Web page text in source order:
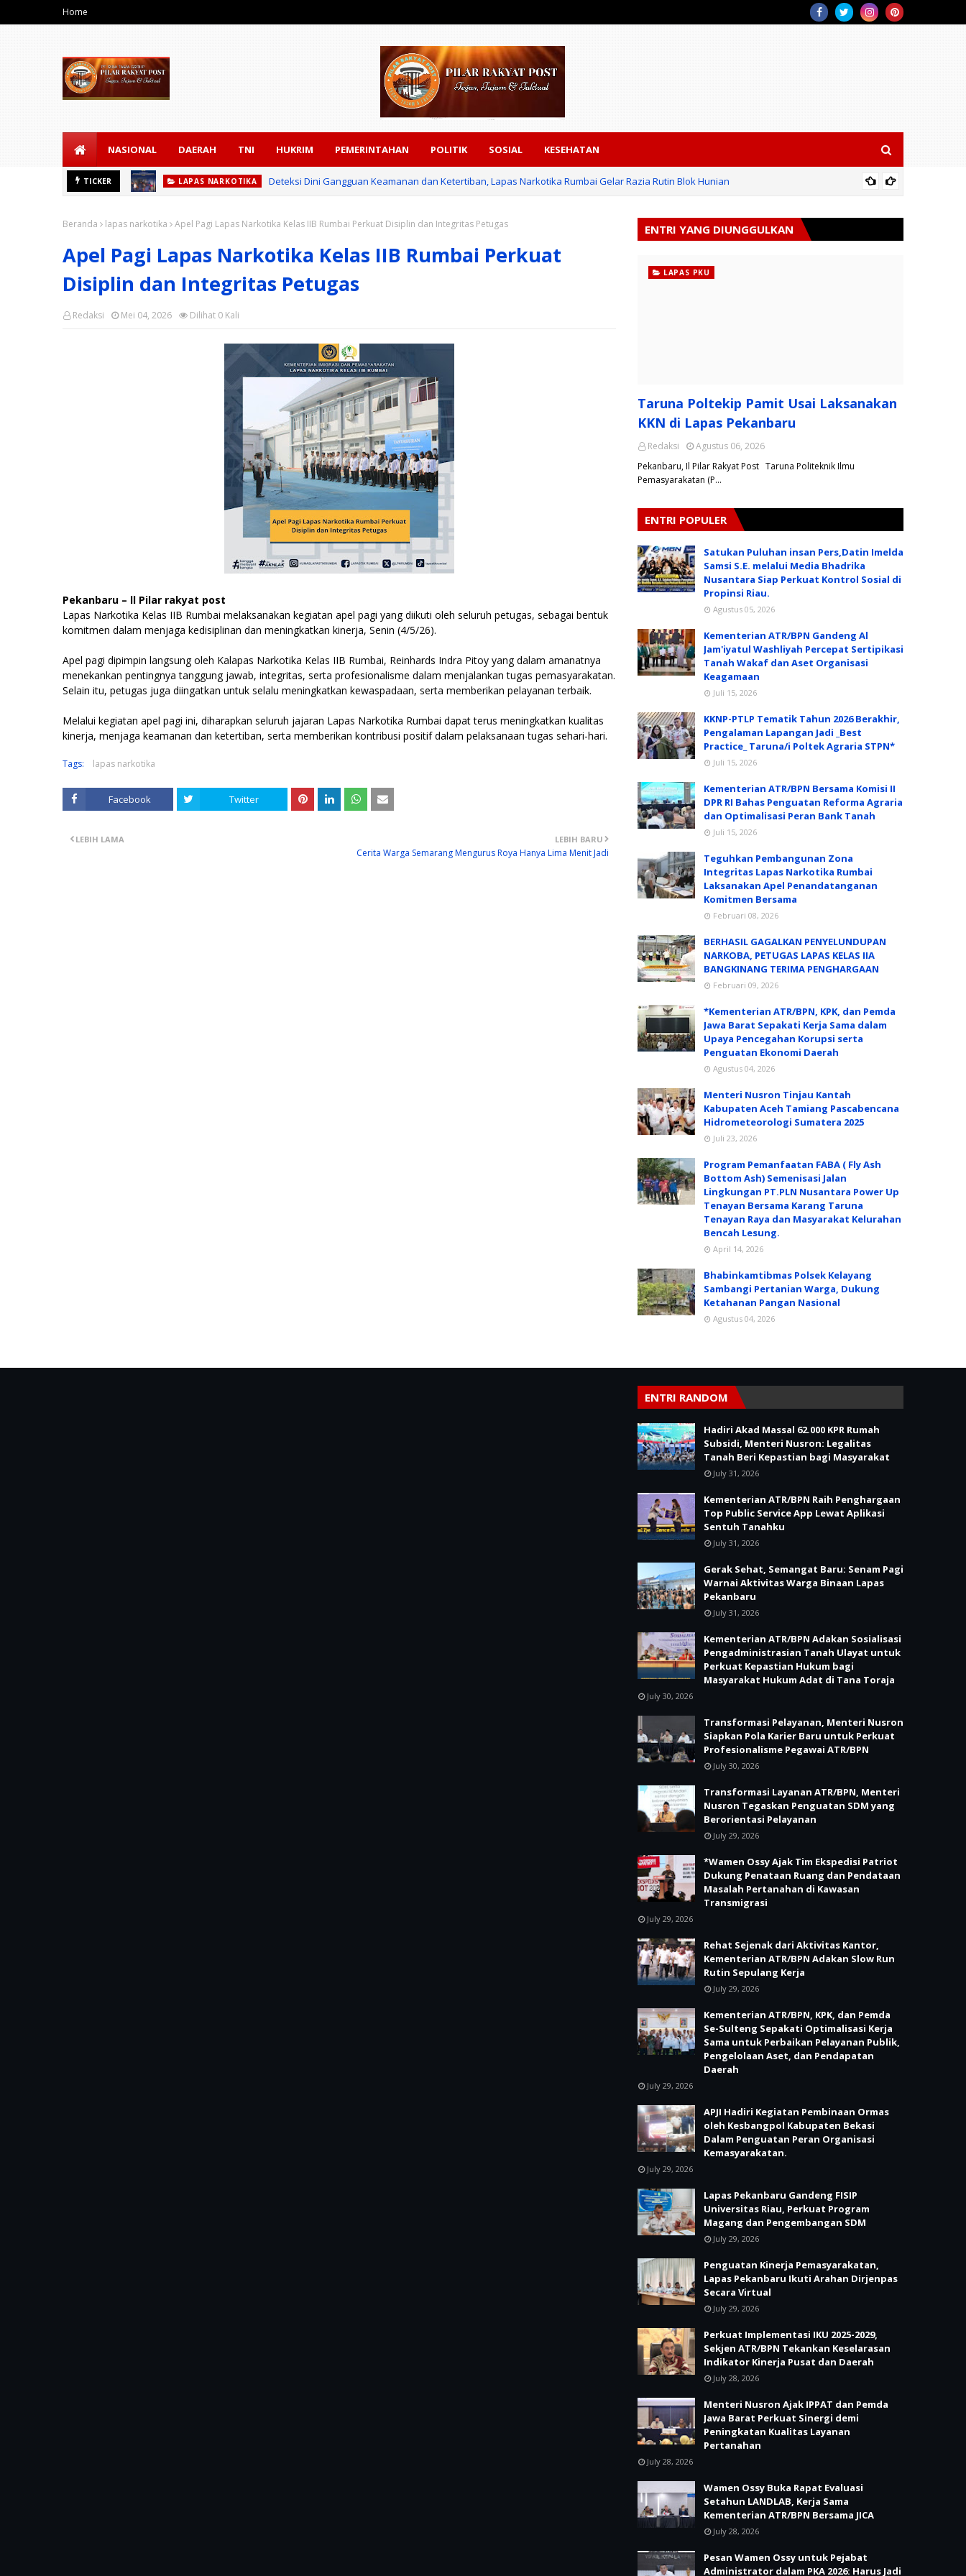
Home
NASIONAL DAERAH TNI HUKRIM PEMERINTAHAN POLITIK SOSIAL KESEHATAN
TICKER LAPAS PKU Semarak HUT RI ke-81, Lapas Pekanbaru Gelar Pemeriksaan Kesehatan Gratis untuk Warga Binaan dan Masyarakat
Beranda lapas narkotika Apel Pagi Lapas Narkotika Kelas IIB Rumbai Perkuat Disiplin dan Integritas Petugas
Apel Pagi Lapas Narkotika Kelas IIB Rumbai Perkuat
Disiplin dan Integritas Petugas
Redaksi Dilihat 0 Kali
Mei 04, 2026
Pekanbaru – ll Pilar rakyat post
Lapas Narkotika Kelas IIB Rumbai melaksanakan kegiatan apel pagi yang diikuti oleh seluruh petugas, sebagai bentuk
komitmen dalam menjaga kedisiplinan dan meningkatkan kinerja, Senin (4/5/26).
Apel pagi dipimpin langsung oleh Kalapas Narkotika Kelas IIB Rumbai, Reinhards Indra Pitoy yang dalam amanatnya
menekankan pentingnya tanggung jawab, integritas, serta profesionalisme dalam menjalankan tugas pemasyarakatan.
Selain itu, petugas juga diingatkan untuk selalu meningkatkan kewaspadaan, serta memberikan pelayanan terbaik.
Melalui kegiatan apel pagi ini, diharapkan seluruh jajaran Lapas Narkotika Rumbai dapat terus meningkatkan kualitas
kinerja, menjaga keamanan dan ketertiban, serta memberikan kontribusi positif dalam pelaksanaan tugas sehari-hari.
Tags: lapas narkotika
Facebook Twitter
LEBIH BARU
Cerita Warga Semarang Mengurus Roya Hanya Lima Menit Jadi
LEBIH LAMA
ENTRI YANG DIUNGGULKAN
LAPAS PKU
Taruna Poltekip Pamit Usai Laksanakan
KKN di Lapas Pekanbaru
Redaksi
Agustus 06, 2026
Pekanbaru, Il Pilar Rakyat Post Taruna Politeknik Ilmu
Pemasyarakatan (P…
ENTRI POPULER
Satukan Puluhan insan Pers,Datin Imelda
Samsi S.E. melalui Media Bhadrika
Nusantara Siap Perkuat Kontrol Sosial di
Propinsi Riau.
Agustus 05, 2026
Kementerian ATR/BPN Gandeng Al
Jam'iyatul Washliyah Percepat Sertipikasi
Tanah Wakaf dan Aset Organisasi
Keagamaan
Juli 15, 2026
KKNP-PTLP Tematik Tahun 2026 Berakhir,
Pengalaman Lapangan Jadi _Best
Practice_ Taruna/i Poltek Agraria STPN*
Juli 15, 2026
Kementerian ATR/BPN Bersama Komisi II
DPR RI Bahas Penguatan Reforma Agraria
dan Optimalisasi Peran Bank Tanah
Juli 15, 2026
Teguhkan Pembangunan Zona
Integritas Lapas Narkotika Rumbai
Laksanakan Apel Penandatanganan
Komitmen Bersama
Februari 08, 2026
BERHASIL GAGALKAN PENYELUNDUPAN
NARKOBA, PETUGAS LAPAS KELAS IIA
BANGKINANG TERIMA PENGHARGAAN
Februari 09, 2026
*Kementerian ATR/BPN, KPK, dan Pemda
Jawa Barat Sepakati Kerja Sama dalam
Upaya Pencegahan Korupsi serta
Penguatan Ekonomi Daerah
Agustus 04, 2026
Menteri Nusron Tinjau Kantah
Kabupaten Aceh Tamiang Pascabencana
Hidrometeorologi Sumatera 2025
Juli 23, 2026
Program Pemanfaatan FABA ( Fly Ash
Bottom Ash) Semenisasi Jalan
Lingkungan PT.PLN Nusantara Power Up
Tenayan Bersama Karang Taruna
Tenayan Raya dan Masyarakat Kelurahan
Bencah Lesung.
April 14, 2026
Bhabinkamtibmas Polsek Kelayang
Sambangi Pertanian Warga, Dukung
Ketahanan Pangan Nasional
Agustus 04, 2026
ENTRI RANDOM
Hadiri Akad Massal 62.000 KPR Rumah
Subsidi, Menteri Nusron: Legalitas
Tanah Beri Kepastian bagi Masyarakat
July 31, 2026
Kementerian ATR/BPN Raih Penghargaan
Top Public Service App Lewat Aplikasi
Sentuh Tanahku
July 31, 2026
Gerak Sehat, Semangat Baru: Senam Pagi
Warnai Aktivitas Warga Binaan Lapas
Pekanbaru
July 31, 2026
Kementerian ATR/BPN Adakan Sosialisasi
Pengadministrasian Tanah Ulayat untuk
Perkuat Kepastian Hukum bagi
Masyarakat Hukum Adat di Tana Toraja
July 30, 2026
Transformasi Pelayanan, Menteri Nusron
Siapkan Pola Karier Baru untuk Perkuat
Profesionalisme Pegawai ATR/BPN
July 30, 2026
Transformasi Layanan ATR/BPN, Menteri
Nusron Tegaskan Penguatan SDM yang
Berorientasi Pelayanan
July 29, 2026
*Wamen Ossy Ajak Tim Ekspedisi Patriot
Dukung Penataan Ruang dan Pendataan
Masalah Pertanahan di Kawasan
Transmigrasi
July 29, 2026
Rehat Sejenak dari Aktivitas Kantor,
Kementerian ATR/BPN Adakan Slow Run
Rutin Sepulang Kerja
July 29, 2026
Kementerian ATR/BPN, KPK, dan Pemda
Se-Sulteng Sepakati Optimalisasi Kerja
Sama untuk Perbaikan Pelayanan Publik,
Pengelolaan Aset, dan Pendapatan
Daerah
July 29, 2026
APJI Hadiri Kegiatan Pembinaan Ormas
oleh Kesbangpol Kabupaten Bekasi
Dalam Penguatan Peran Organisasi
Kemasyarakatan.
July 29, 2026
Lapas Pekanbaru Gandeng FISIP
Universitas Riau, Perkuat Program
Magang dan Pengembangan SDM
July 29, 2026
Penguatan Kinerja Pemasyarakatan,
Lapas Pekanbaru Ikuti Arahan Dirjenpas
Secara Virtual
July 29, 2026
Perkuat Implementasi IKU 2025-2029,
Sekjen ATR/BPN Tekankan Keselarasan
Indikator Kinerja Pusat dan Daerah
July 28, 2026
Menteri Nusron Ajak IPPAT dan Pemda
Jawa Barat Perkuat Sinergi demi
Peningkatan Kualitas Layanan
Pertanahan
July 28, 2026
Wamen Ossy Buka Rapat Evaluasi
Setahun LANDLAB, Kerja Sama
Kementerian ATR/BPN Bersama JICA
July 28, 2026
Pesan Wamen Ossy untuk Pejabat
Administrator dalam PKA 2026: Harus Jadi